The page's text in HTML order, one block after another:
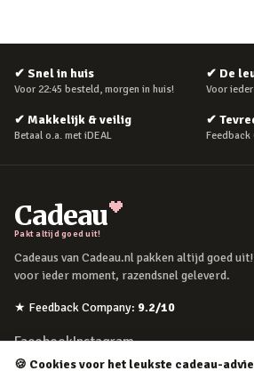
✔ Snel in huis
Voor 22:45 besteld, morgen in huis!
✔ De
Voor
✔ Makkelijk & veilig
Betaal o.a. met iDEAL
✔
Feedback
Cadeau
Pakt altijd goed uit!
Cadeaus van Cadeau.nl pakken altijd goed
voor ieder moment, razendsnel geleverd.
★ Feedback Company: 9.2/10
FacebookInstagram
🍪 Cookies voor het leukste cadeau-